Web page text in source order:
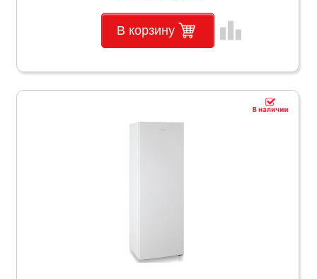
В корзину leaderboard